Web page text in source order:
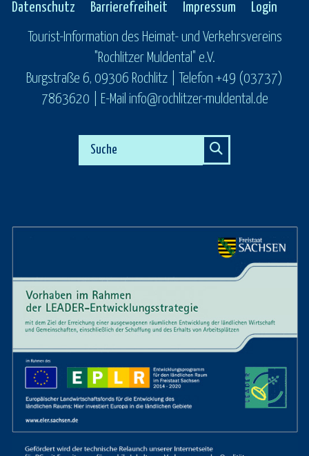
Datenschutz
Barrierefreiheit Impressum Login
Tourist-Information des Heimat- und Verkehrsvereins
"Rochlitzer Muldental" e.V.
Burgstraße 6, 09306 Rochlitz | Telefon +49 (03737)
7863620 | E-Mail info@rochlitzer-muldental.de